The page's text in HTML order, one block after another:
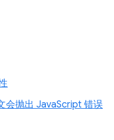
会抛出 JavaScript 错误